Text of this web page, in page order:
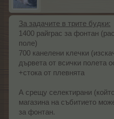
За задачите в трите будки:
1400 райграс за фонтан
поле)
700 канелени клечки
дървета от всички полета
+стока от плевнята
А срещу селектирани
магазина на събитието
за фонтан.